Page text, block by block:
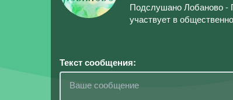
Подслушано Лобаново -
участвует в
Текст сообщения: